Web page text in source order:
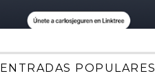
ENTRADAS POPULARES